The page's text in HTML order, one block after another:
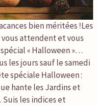
bien méritées !Les
attendent et vous
« Halloween »…
les jours sauf le samedi
spéciale Halloween :
hante les Jardins et
les indices et